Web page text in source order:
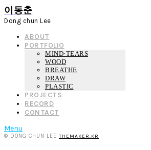
이동춘
Dong chun Lee
ABOUT
PORTFOLIO
MIND·TEARS
WOOD
BREATHE
DRAW
PLASTIC
PROJECTS
RECORD
CONTACT
Menu
© DONG CHUN LEE THEMAKER.KR